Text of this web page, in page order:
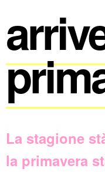
La stagione
la primavera